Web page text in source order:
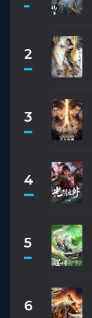
2
3
4
5
6